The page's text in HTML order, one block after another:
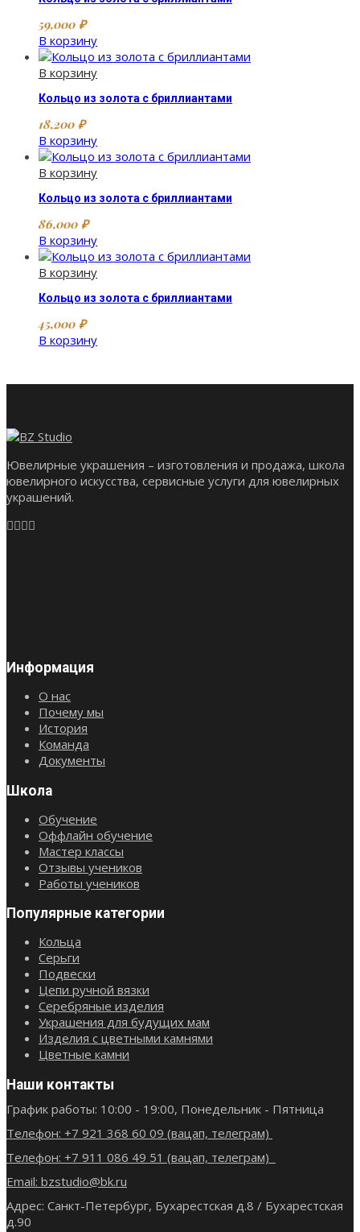
59,000 ₽
В корзину
В корзину
Кольцо из золота с бриллиантами
18,200 ₽
В корзину
В корзину
Кольцо из золота с бриллиантами
86,000 ₽
В корзину
В корзину
Кольцо из золота с бриллиантами
45,000 ₽
В корзину
Ювелирные украшения – изготовления и продажа, школа
ювелирного искусства, сервисные услуги для ювелирных
украшений.
Информация
О нас
Почему мы
История
Команда
Документы
Школа
Обучение
Оффлайн обучение
Мастер классы
Отзывы учеников
Работы учеников
Популярные категории
Кольца
Серьги
Подвески
Цепи ручной вязки
Серебряные изделия
Украшения для будущих мам
Изделия с цветными камнями
Цветные камни
Наши контакты
График работы: 10:00 - 19:00, Понедельник - Пятница
Телефон: +7 921 368 60 09 (вацап, телеграм)
Телефон: +7 911 086 49 51 (вацап, телеграм)
Email: bzstudio@bk.ru
Адрес: Санкт-Петербург, Бухарестская д.8 / Бухарестская
д.90